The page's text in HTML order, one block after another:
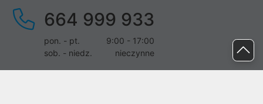
664 999 933
pon. - pt.
9:00 - 17:00
sob. - niedz.
nieczynne